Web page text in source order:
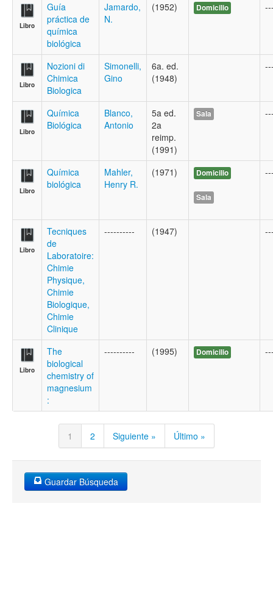
Libro
Guía
práctica de
química
biológica
Jamardo,
N.
(1952) Domicilio
Libro
Nozioni di
Chimica
Biologica
Simonelli,
Gino
6a. ed.
(1948)
Libro
Química
Biológica
Blanco,
Antonio
5a ed.
2a
reimp.
(1991)
Sala
Libro
Química
biológica
Mahler,
Henry R.
(1971) Domicilio
Sala
Libro
Tecniques
de
Laboratoire:
Chimie
Physique,
Chimie
Biologique,
Chimie
Clinique
---------- (1947)
Libro
The
biological
chemistry of
magnesium
:
---------- (1995) Domicilio
1 2 Siguiente » Último »
Guardar Búsqueda